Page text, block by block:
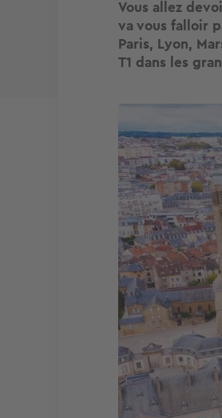
Vous allez
va vous falloir
Paris, Lyon,
T1 dans les